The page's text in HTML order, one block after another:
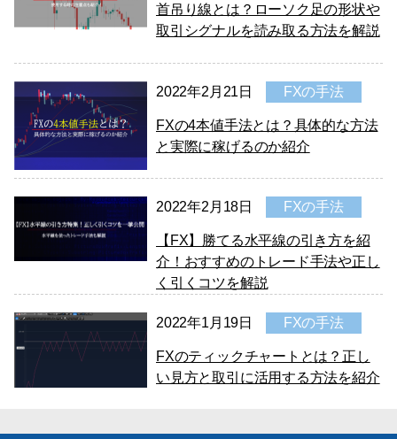
首吊り線とは？ローソク足の形状や
取引シグナルを読み取る方法を解説
2022年2月21日 FXの手法
FXの4本値手法とは？具体的な方法
と実際に稼げるのか紹介
2022年2月18日 FXの手法
【FX】勝てる水平線の引き方を紹
介！おすすめのトレード手法や正し
く引くコツを解説
2022年1月19日 FXの手法
FXのティックチャートとは？正し
い見方と取引に活用する方法を紹介